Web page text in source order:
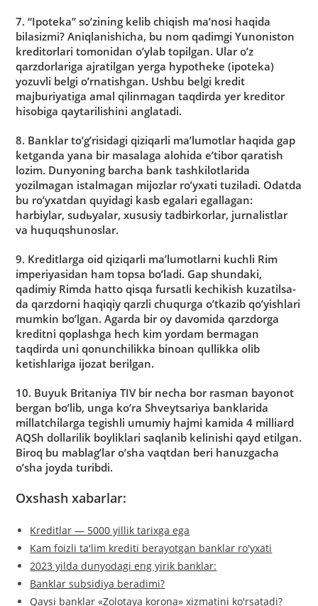
7. “Ipoteka” soʼzining kelib chiqish maʼnosi haqida
bilasizmi? Аniqlanishicha, bu nom qadimgi Yunoniston
kreditorlari tomonidan oʼylab topilgan. Ular oʼz
qarzdorlariga ajratilgan yerga hypotheke (ipoteka)
yozuvli belgi oʼrnatishgan. Ushbu belgi kredit
majburiyatiga amal qilinmagan taqdirda yer kreditor
hisobiga qaytarilishini anglatadi.
8. Banklar toʼgʼrisidagi qiziqarli maʼlumotlar haqida gap
ketganda yana bir masalaga alohida eʼtibor qaratish
lozim. Dunyoning barcha bank tashkilotlarida
yozilmagan istalmagan mijozlar roʼyxati tuziladi. Odatda
bu roʼyxatdan quyidagi kasb egalari egallagan:
harbiylar, sudьyalar, xususiy tadbirkorlar, jurnalistlar
va huquqshunoslar.
9. Kreditlarga oid qiziqarli maʼlumotlarni kuchli Rim
imperiyasidan ham topsa boʼladi. Gap shundaki,
qadimiy Rimda hatto qisqa fursatli kechikish kuzatilsa-
da qarzdorni haqiqiy qarzli chuqurga oʼtkazib qoʼyishlari
mumkin boʼlgan. Аgarda bir oy davomida qarzdorga
kreditni qoplashga hech kim yordam bermagan
taqdirda uni qonunchilikka binoan qullikka olib
ketishlariga ijozat berilgan.
10. Buyuk Britaniya TIV bir necha bor rasman bayonot
bergan boʼlib, unga koʼra Shveytsariya banklarida
millatchilarga tegishli umumiy hajmi kamida 4 milliard
АQSh dollarilik boyliklari saqlanib kelinishi qayd etilgan.
Biroq bu mablagʼlar oʼsha vaqtdan beri hanuzgacha
oʼsha joyda turibdi.
Oxshash xabarlar:
Kreditlar — 5000 yillik tarixga ega
Kam foizli ta'lim krediti berayotgan banklar ro'yxati
2023 yilda dunyodagi eng yirik banklar:
Banklar subsidiya beradimi?
Qaysi banklar «Zolotaya korona» xizmatini ko'rsatadi?